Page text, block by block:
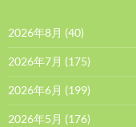
2026年8月 (40)
2026年7月 (175)
2026年6月 (199)
2026年5月 (176)